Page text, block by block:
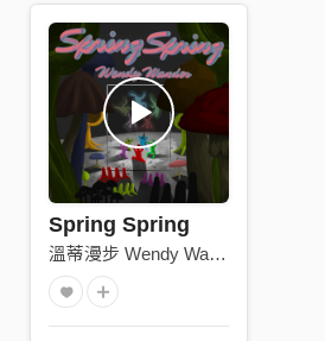
Spring Spring
溫蒂漫步 Wendy Wander